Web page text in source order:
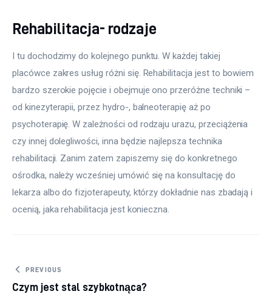
Rehabilitacja- rodzaje
I tu dochodzimy do kolejnego punktu. W każdej takiej
placówce zakres usług różni się. Rehabilitacja jest to bowiem
bardzo szerokie pojęcie i obejmuje ono przeróżne techniki –
od kinezyterapii, przez hydro-, balneoterapię aż po
psychoterapię. W zależności od rodzaju urazu, przeciążenia
czy innej dolegliwości, inna będzie najlepsza technika
rehabilitacji. Zanim zatem zapiszemy się do konkretnego
ośrodka, należy wcześniej umówić się na konsultację do
lekarza albo do fizjoterapeuty, którzy dokładnie nas zbadają i
ocenią, jaka rehabilitacja jest konieczna.
Nawigacja
wpisu
PREVIOUS
Czym jest stal szybkotnąca?